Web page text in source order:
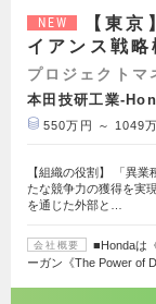
NEW
【東
イアンス戦
プロジェクトマ
本田技研工業-
550万円 ～ 1049
【組織の役割】 「異
たな競争力の獲得を実
を通じた外部と…
会社概要
■Hondaは
ーガン《The Power of